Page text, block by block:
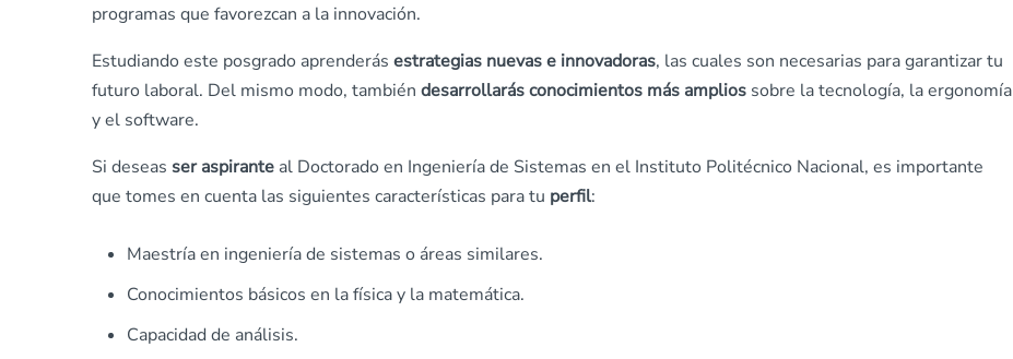
programas que favorezcan a la innovación.
Estudiando este posgrado aprenderás estrategias nuevas e innovadoras, las cuales son necesarias para garantizar tu
futuro laboral. Del mismo modo, también desarrollarás conocimientos más amplios sobre la tecnología, la ergonomía
y el software.
Si deseas ser aspirante al Doctorado en Ingeniería de Sistemas en el Instituto Politécnico Nacional, es importante
que tomes en cuenta las siguientes características para tu perfil:
Maestría en ingeniería de sistemas o áreas similares.
Conocimientos básicos en la física y la matemática.
Capacidad de análisis.